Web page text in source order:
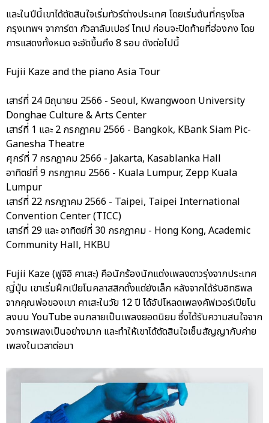
และในปีนี้เขาได้ตัดสินใจเริ่มทัวร์ต่างประเทศ โดยเริ่มต้นที่กรุงโซล
กรุงเทพฯ จาการ์ตา กัวลาลัมเปอร์ ไทเป ก่อนจะปิดท้ายที่ฮ่องกง โดย
การแสดงทั้งหมด จะจัดขึ้นถึง 8 รอบ ดังต่อไปนี้
Fujii Kaze and the piano Asia Tour
เสาร์ที่ 24 มิถุนายน 2566 - Seoul, Kwangwoon University
Donghae Culture & Arts Center
เสาร์ที่ 1 และ 2 กรกฎาคม 2566 - Bangkok, KBank Siam Pic-
Ganesha Theatre
ศุกร์ที่ 7 กรกฎาคม 2566 - Jakarta, Kasablanka Hall
อาทิตย์ที่ 9 กรกฎาคม 2566 - Kuala Lumpur, Zepp Kuala
Lumpur
เสาร์ที่ 22 กรกฎาคม 2566 - Taipei, Taipei International
Convention Center (TICC)
เสาร์ที่ 29 และ อาทิตย์ที่ 30 กรกฎาคม - Hong Kong, Academic
Community Hall, HKBU
Fujii Kaze (ฟูจิอิ คาเสะ) คือนักร้องนักแต่งเพลงดาวรุ่งจากประเทศ
ญี่ปุ่น เขาเริ่มฝึกเปียโนคลาสสิกตั้งแต่ยังเล็ก หลังจากได้รับอิทธิพล
จากคุณพ่อของเขา คาเสะในวัย 12 ปี ได้อัปโหลดเพลงคัฟเวอร์เปียโน
ลงบน YouTube จนกลายเป็นเพลงยอดนิยม ซึ่งได้รับความสนใจจาก
วงการเพลงเป็นอย่างมาก และทำให้เขาได้ตัดสินใจเซ็นสัญญากับค่าย
เพลงในเวลาต่อมา